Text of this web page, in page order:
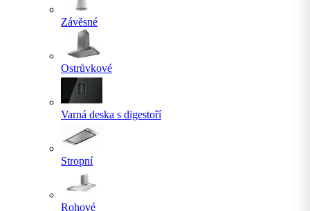
Závěsné
Ostrůvkové
Varná deska s digestoří
Stropní
Rohové